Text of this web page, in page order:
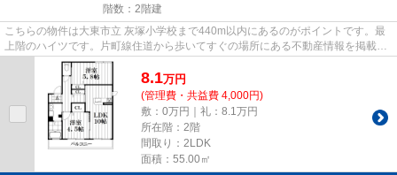
階数：2階建
こちらの物件は大東市立 灰塚小学校まで440m以内にあるのがポイントです。最
上階のハイツです。片町線住道から歩いてすぐの場所にある不動産情報を掲載し
ております。賃貸物件をお求め...
8.1万円
(管理費・共益費 4,000円)
敷：0万円｜礼：8.1万円
所在階：2階
間取り：2LDK
面積：55.00㎡